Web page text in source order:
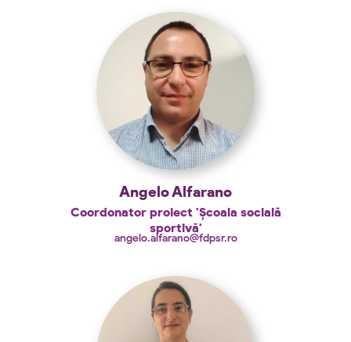
Angelo Alfarano
Coordonator proiect 'Școala socială
sportivă'
angelo.alfarano@fdpsr.ro